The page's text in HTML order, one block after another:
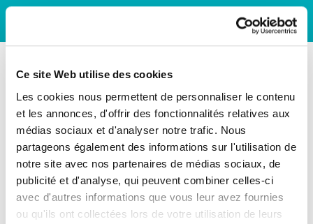
Ce site Web utilise des cookies
Les cookies nous permettent de personnaliser le contenu
et les annonces, d'offrir des fonctionnalités relatives aux
médias sociaux et d'analyser notre trafic. Nous
partageons également des informations sur l'utilisation de
notre site avec nos partenaires de médias sociaux, de
publicité et d'analyse, qui peuvent combiner celles-ci
avec d'autres informations que vous leur avez fournies
ou qu'ils ont collectées lors de votre utilisation de leurs